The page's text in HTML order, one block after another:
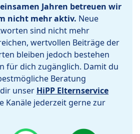
Jahren betreuen wir
nicht mehr aktiv. Neue
sind nicht mehr
wertvollen Beiträge der
bleiben jedoch bestehen
für dich zugänglich. Damit du
Beratung
unser HiPP Elternservice
Kanäle jederzeit gerne zur